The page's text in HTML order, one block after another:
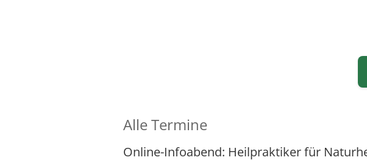
Alle Termine
Online-Infoabend: Heilpraktiker für